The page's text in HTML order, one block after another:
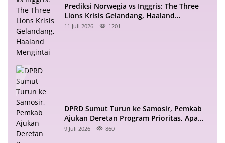
Prediksi Norwegia vs Inggris: The Three
Lions Krisis Gelandang, Haaland
Mengintai
11 Juli 2026 1201
DPRD Sumut Turun ke Samosir, Pemkab
Ajukan Deretan Program Prioritas, Apa
Saja?
9 Juli 2026 860